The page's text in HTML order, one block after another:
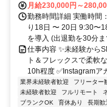
月給230,000円～
勤務時間詳細 実働時間
り18日 〜 20日 9:30〜
を導入 (出退勤を30分
仕事内容 ✨未経験から
ト＆フレックスで柔軟
10h程度 ✅Instagramア
業界未経験者歓迎 フリーター
未経験者歓迎
フルリモート
ブランクOK
育休あり 長期歓